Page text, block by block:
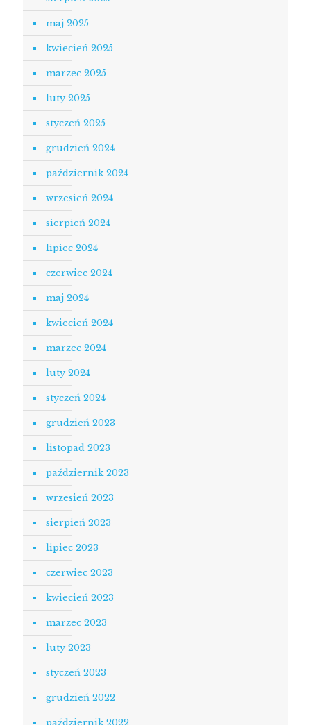
maj 2025
kwiecień 2025
marzec 2025
luty 2025
styczeń 2025
grudzień 2024
październik 2024
wrzesień 2024
sierpień 2024
lipiec 2024
czerwiec 2024
maj 2024
kwiecień 2024
marzec 2024
luty 2024
styczeń 2024
grudzień 2023
listopad 2023
październik 2023
wrzesień 2023
sierpień 2023
lipiec 2023
czerwiec 2023
kwiecień 2023
marzec 2023
luty 2023
styczeń 2023
grudzień 2022
październik 2022